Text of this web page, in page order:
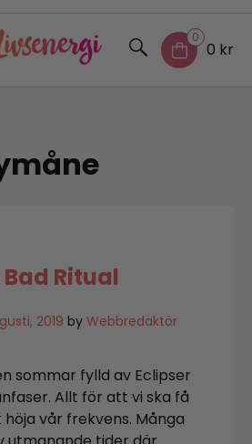
0
0 kr
Ritual
2019 by Webbredaktör
sommar fylld av Eclipser
Allt för att vi ska få
vår frekvens. Många